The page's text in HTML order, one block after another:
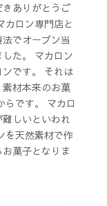
ありがとうご
カロン専門店と
でオープン当
た。 マカロン
です。 それは
材本来のお菓
らです。 マカロ
しいといわれ
を天然素材で作
菓子となりま